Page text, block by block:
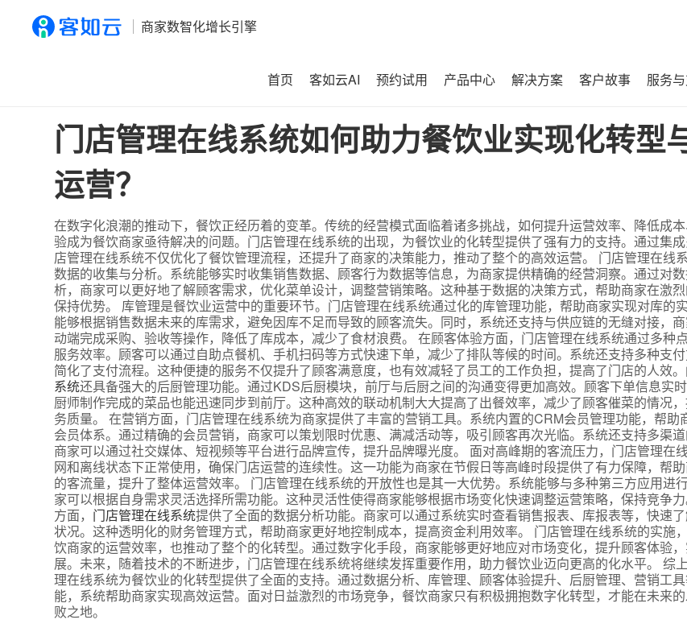
商家数智化增长引擎
首页 客如云AI 预约试用 产品中心 解决方案 客户故事 服务
门店管理在线系统如何助力餐饮业实现化转型
运营？
在数字化浪潮的推动下，餐饮正经历着的变革。传统的经营模式面临着诸多挑战，如何提升运营效率、降低成
验成为餐饮商家亟待解决的问题。门店管理在线系统的出现，为餐饮业的化转型提供了强有力的支持。通过集
店管理在线系统不仅优化了餐饮管理流程，还提升了商家的决策能力，推动了整个的高效运营。 门店管理在线
数据的收集与分析。系统能够实时收集销售数据、顾客行为数据等信息，为商家提供精确的经营洞察。通过对
析，商家可以更好地了解顾客需求，优化菜单设计，调整营销策略。这种基于数据的决策方式，帮助商家在激
保持优势。 库管理是餐饮业运营中的重要环节。门店管理在线系统通过化的库管理功能，帮助商家实现对库的
能够根据销售数据未来的库需求，避免因库不足而导致的顾客流失。同时，系统还支持与供应链的无缝对接，
动端完成采购、验收等操作，降低了库成本，减少了食材浪费。 在顾客体验方面，门店管理在线系统通过多种
服务效率。顾客可以通过自助点餐机、手机扫码等方式快速下单，减少了排队等候的时间。系统还支持多种支
简化了支付流程。这种便捷的服务不仅提升了顾客满意度，也有效减轻了员工的工作负担，提高了门店的人效。
系统还具备强大的后厨管理功能。通过KDS后厨模块，前厅与后厨之间的沟通变得更加高效。顾客下单信息实时
厨师制作完成的菜品也能迅速同步到前厅。这种高效的联动机制大大提高了出餐效率，减少了顾客催菜的情况
务质量。 在营销方面，门店管理在线系统为商家提供了丰富的营销工具。系统内置的CRM会员管理功能，帮助
会员体系。通过精确的会员营销，商家可以策划限时优惠、满减活动等，吸引顾客再次光临。系统还支持多渠道
商家可以通过社交媒体、短视频等平台进行品牌宣传，提升品牌曝光度。 面对高峰期的客流压力，门店管理在
网和离线状态下正常使用，确保门店运营的连续性。这一功能为商家在节假日等高峰时段提供了有力保障，帮
的客流量，提升了整体运营效率。 门店管理在线系统的开放性也是其一大优势。系统能够与多种第三方应用进
家可以根据自身需求灵活选择所需功能。这种灵活性使得商家能够根据市场变化快速调整运营策略，保持竞争
方面， 门店管理在线系统提供了全面的数据分析功能。商家可以通过系统实时查看销售报表、库报表等，快速
状况。这种透明化的财务管理方式，帮助商家更好地控制成本，提高资金利用效率。 门店管理在线系统的实施
饮商家的运营效率，也推动了整个的化转型。通过数字化手段，商家能够更好地应对市场变化，提升顾客体验
展。未来，随着技术的不断进步，门店管理在线系统将继续发挥重要作用，助力餐饮业迈向更高的化水平。 综
理在线系统为餐饮业的化转型提供了全面的支持。通过数据分析、库管理、顾客体验提升、后厨管理、营销工
能，系统帮助商家实现高效运营。面对日益激烈的市场竞争，餐饮商家只有积极拥抱数字化转型，才能在未来
败之地。